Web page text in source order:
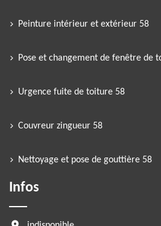
Peinture intérieur et extérieur 58
Pose et changement de fenêtre de
Urgence fuite de toiture 58
Couvreur zingueur 58
Nettoyage et pose de gouttière 58
Infos